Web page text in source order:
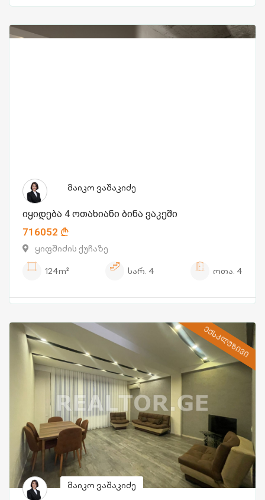
მაიკო ვაშაკიძე
იყიდება 4 ოთახიანი ბინა ვაკეში
716052
ყიფშიძის ქუჩაზე
124m²
სარ. 4 ოთა. 4
ᲔᲥᲡᲙᲚᲣᲖᲘᲕᲘ
მაიკო ვაშაკიძე